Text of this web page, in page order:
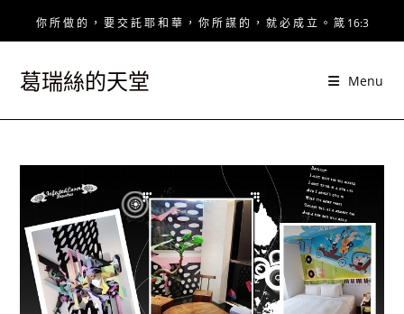
你 所 做 的 ， 要 交 託 耶 和 華 ， 你 所 謀 的 ， 就 必 成 立 。 箴 16:3
葛瑞絲的天堂 Menu